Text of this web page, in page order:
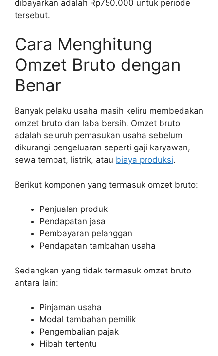
dibayarkan adalah Rp750.000 untuk periode
tersebut.
Cara Menghitung
Omzet Bruto dengan
Benar
Banyak pelaku usaha masih keliru membedakan
omzet bruto dan laba bersih. Omzet bruto
adalah seluruh pemasukan usaha sebelum
dikurangi pengeluaran seperti gaji karyawan,
sewa tempat, listrik, atau biaya produksi.
Berikut komponen yang termasuk omzet bruto:
Penjualan produk
Pendapatan jasa
Pembayaran pelanggan
Pendapatan tambahan usaha
Sedangkan yang tidak termasuk omzet bruto
antara lain:
Pinjaman usaha
Modal tambahan pemilik
Pengembalian pajak
Hibah tertentu